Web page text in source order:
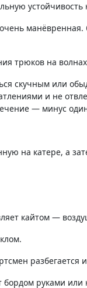
устойчивость
трюков на
скучным или
и не
— минус
на катере, а
кайтом —
разбегается
бордом руками